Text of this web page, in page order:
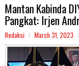
Mantan Kabinda
Pangkat: Irjen
Redaksi March 31, 2023